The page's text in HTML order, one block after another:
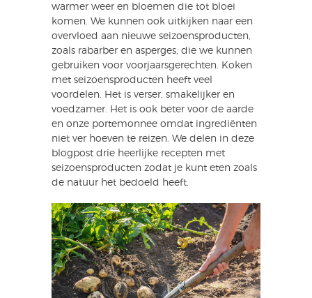
warmer weer en bloemen die tot bloei
komen. We kunnen ook uitkijken naar een
overvloed aan nieuwe seizoensproducten,
zoals rabarber en asperges, die we kunnen
gebruiken voor voorjaarsgerechten. Koken
met seizoensproducten heeft veel
voordelen. Het is verser, smakelijker en
voedzamer. Het is ook beter voor de aarde
en onze portemonnee omdat ingrediënten
niet ver hoeven te reizen. We delen in deze
blogpost drie heerlijke recepten met
seizoensproducten zodat je kunt eten zoals
de natuur het bedoeld heeft.